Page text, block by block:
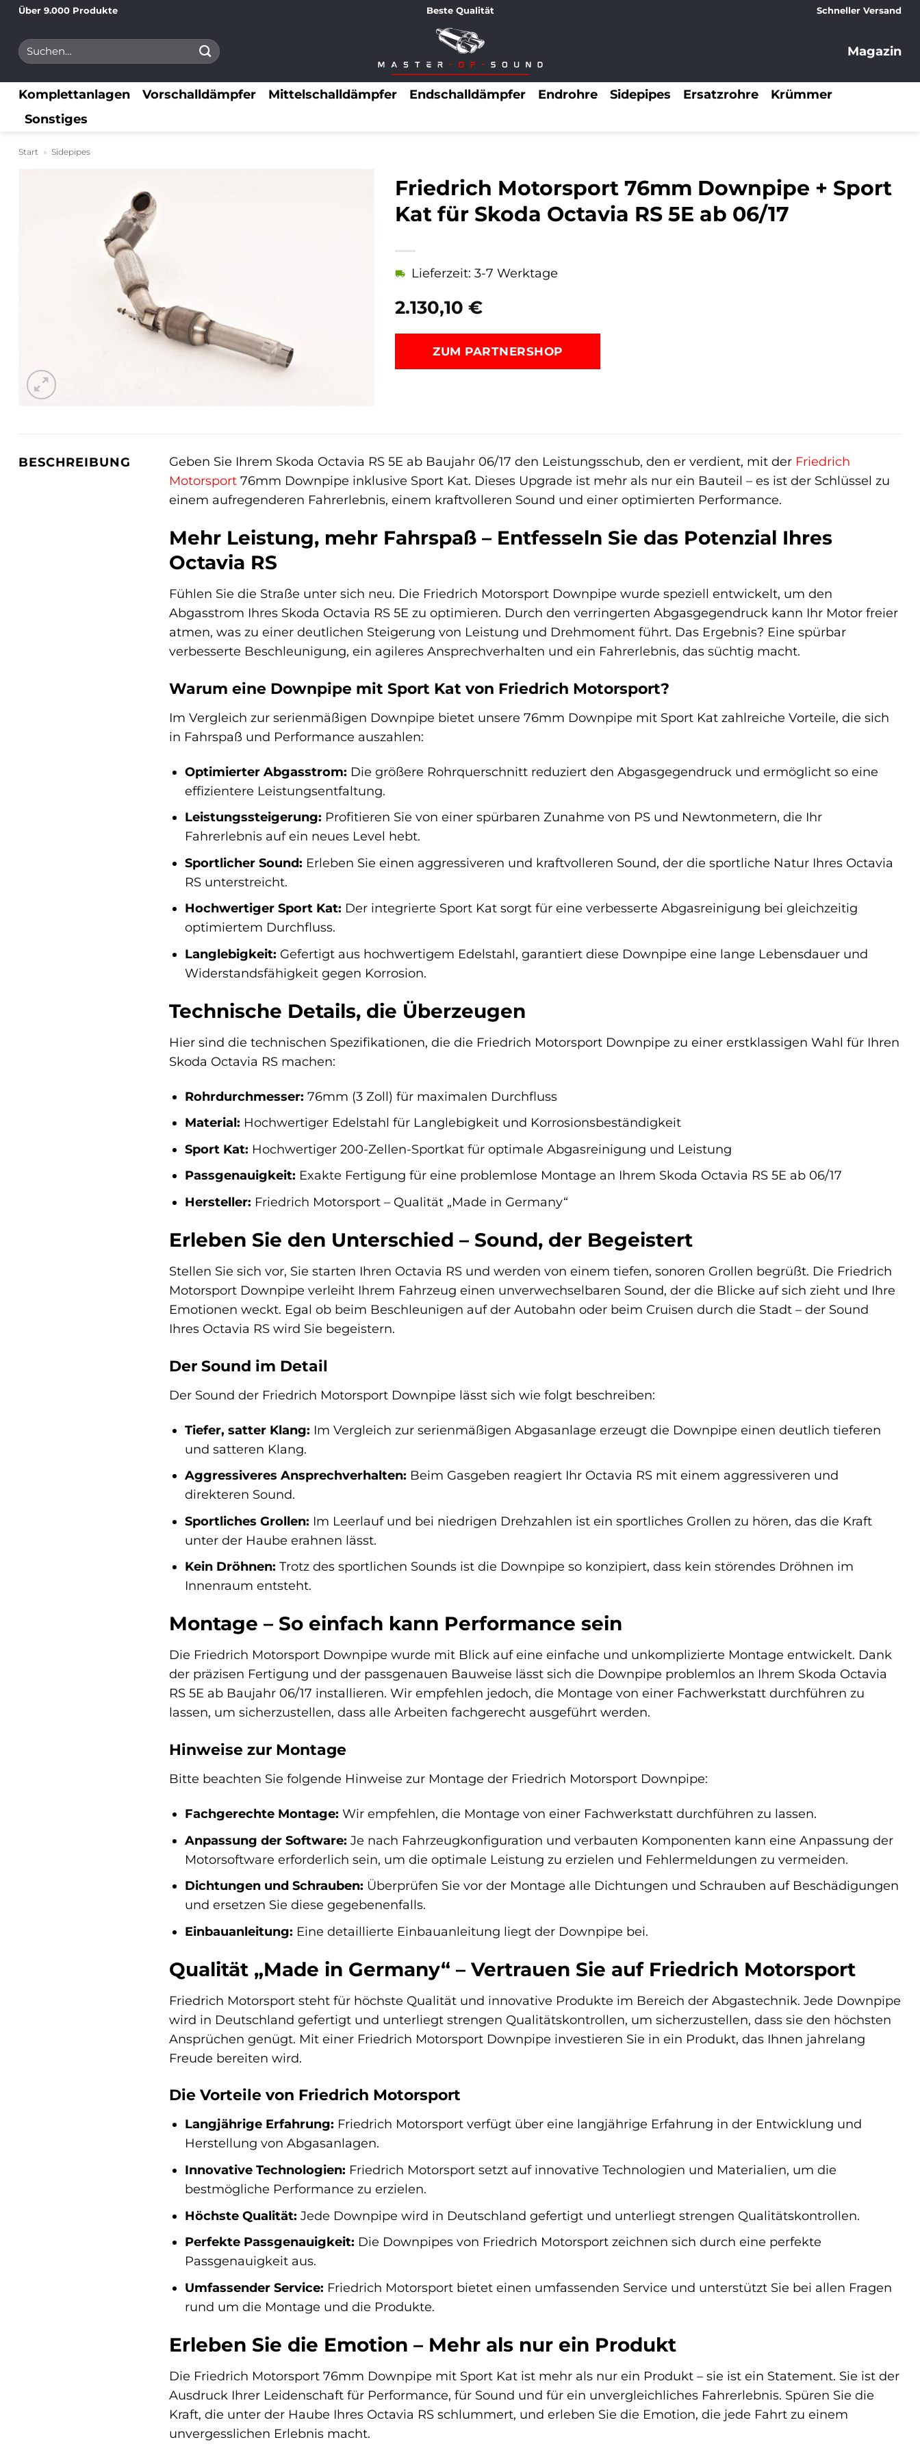
Zum
springen
Über 9.000 Produkte Beste Qualität Schneller Versand
Suchen
nach:
Magazin
Komplettanlagen Vorschalldämpfer Mittelschalldämpfer Endschalldämpfer Endrohre Sidepipes Ersatzrohre
Krümmer
Sonstiges
Start » Sidepipes
Friedrich Motorsport 76mm Downpipe + Sport
Kat für Skoda Octavia RS 5E ab 06/17
2.130,10 €
Lieferzeit: 3-7 Werktage
ZUM PARTNERSHOP
BESCHREIBUNG Geben Sie Ihrem Skoda Octavia RS 5E ab Baujahr 06/17 den Leistungsschub, den er verdient, mit der Friedrich
Motorsport 76mm Downpipe inklusive Sport Kat. Dieses Upgrade ist mehr als nur ein Bauteil – es ist der Schlüssel zu
einem aufregenderen Fahrerlebnis, einem kraftvolleren Sound und einer optimierten Performance.
Mehr Leistung, mehr Fahrspaß – Entfesseln Sie das Potenzial Ihres
Octavia RS
Fühlen Sie die Straße unter sich neu. Die Friedrich Motorsport Downpipe wurde speziell entwickelt, um den
Abgasstrom Ihres Skoda Octavia RS 5E zu optimieren. Durch den verringerten Abgasgegendruck kann Ihr Motor freier
atmen, was zu einer deutlichen Steigerung von Leistung und Drehmoment führt. Das Ergebnis? Eine spürbar
verbesserte Beschleunigung, ein agileres Ansprechverhalten und ein Fahrerlebnis, das süchtig macht.
Warum eine Downpipe mit Sport Kat von Friedrich Motorsport?
Im Vergleich zur serienmäßigen Downpipe bietet unsere 76mm Downpipe mit Sport Kat zahlreiche Vorteile, die sich
in Fahrspaß und Performance auszahlen:
Optimierter Abgasstrom: Die größere Rohrquerschnitt reduziert den Abgasgegendruck und ermöglicht so eine
effizientere Leistungsentfaltung.
Leistungssteigerung: Profitieren Sie von einer spürbaren Zunahme von PS und Newtonmetern, die Ihr
Fahrerlebnis auf ein neues Level hebt.
Sportlicher Sound: Erleben Sie einen aggressiveren und kraftvolleren Sound, der die sportliche Natur Ihres Octavia
RS unterstreicht.
Hochwertiger Sport Kat: Der integrierte Sport Kat sorgt für eine verbesserte Abgasreinigung bei gleichzeitig
optimiertem Durchfluss.
Langlebigkeit: Gefertigt aus hochwertigem Edelstahl, garantiert diese Downpipe eine lange Lebensdauer und
Widerstandsfähigkeit gegen Korrosion.
Technische Details, die Überzeugen
Hier sind die technischen Spezifikationen, die die Friedrich Motorsport Downpipe zu einer erstklassigen Wahl für Ihren
Skoda Octavia RS machen:
Rohrdurchmesser: 76mm (3 Zoll) für maximalen Durchfluss
Material: Hochwertiger Edelstahl für Langlebigkeit und Korrosionsbeständigkeit
Sport Kat: Hochwertiger 200-Zellen-Sportkat für optimale Abgasreinigung und Leistung
Passgenauigkeit: Exakte Fertigung für eine problemlose Montage an Ihrem Skoda Octavia RS 5E ab 06/17
Hersteller: Friedrich Motorsport – Qualität „Made in Germany“
Erleben Sie den Unterschied – Sound, der Begeistert
Stellen Sie sich vor, Sie starten Ihren Octavia RS und werden von einem tiefen, sonoren Grollen begrüßt. Die Friedrich
Motorsport Downpipe verleiht Ihrem Fahrzeug einen unverwechselbaren Sound, der die Blicke auf sich zieht und Ihre
Emotionen weckt. Egal ob beim Beschleunigen auf der Autobahn oder beim Cruisen durch die Stadt – der Sound
Ihres Octavia RS wird Sie begeistern.
Der Sound im Detail
Der Sound der Friedrich Motorsport Downpipe lässt sich wie folgt beschreiben:
Tiefer, satter Klang: Im Vergleich zur serienmäßigen Abgasanlage erzeugt die Downpipe einen deutlich tieferen
und satteren Klang.
Aggressiveres Ansprechverhalten: Beim Gasgeben reagiert Ihr Octavia RS mit einem aggressiveren und
direkteren Sound.
Sportliches Grollen: Im Leerlauf und bei niedrigen Drehzahlen ist ein sportliches Grollen zu hören, das die Kraft
unter der Haube erahnen lässt.
Kein Dröhnen: Trotz des sportlichen Sounds ist die Downpipe so konzipiert, dass kein störendes Dröhnen im
Innenraum entsteht.
Montage – So einfach kann Performance sein
Die Friedrich Motorsport Downpipe wurde mit Blick auf eine einfache und unkomplizierte Montage entwickelt. Dank
der präzisen Fertigung und der passgenauen Bauweise lässt sich die Downpipe problemlos an Ihrem Skoda Octavia
RS 5E ab Baujahr 06/17 installieren. Wir empfehlen jedoch, die Montage von einer Fachwerkstatt durchführen zu
lassen, um sicherzustellen, dass alle Arbeiten fachgerecht ausgeführt werden.
Hinweise zur Montage
Bitte beachten Sie folgende Hinweise zur Montage der Friedrich Motorsport Downpipe:
Fachgerechte Montage: Wir empfehlen, die Montage von einer Fachwerkstatt durchführen zu lassen.
Anpassung der Software: Je nach Fahrzeugkonfiguration und verbauten Komponenten kann eine Anpassung der
Motorsoftware erforderlich sein, um die optimale Leistung zu erzielen und Fehlermeldungen zu vermeiden.
Dichtungen und Schrauben: Überprüfen Sie vor der Montage alle Dichtungen und Schrauben auf Beschädigungen
und ersetzen Sie diese gegebenenfalls.
Einbauanleitung: Eine detaillierte Einbauanleitung liegt der Downpipe bei.
Qualität „Made in Germany“ – Vertrauen Sie auf Friedrich Motorsport
Friedrich Motorsport steht für höchste Qualität und innovative Produkte im Bereich der Abgastechnik. Jede Downpipe
wird in Deutschland gefertigt und unterliegt strengen Qualitätskontrollen, um sicherzustellen, dass sie den höchsten
Ansprüchen genügt. Mit einer Friedrich Motorsport Downpipe investieren Sie in ein Produkt, das Ihnen jahrelang
Freude bereiten wird.
Die Vorteile von Friedrich Motorsport
Langjährige Erfahrung: Friedrich Motorsport verfügt über eine langjährige Erfahrung in der Entwicklung und
Herstellung von Abgasanlagen.
Innovative Technologien: Friedrich Motorsport setzt auf innovative Technologien und Materialien, um die
bestmögliche Performance zu erzielen.
Höchste Qualität: Jede Downpipe wird in Deutschland gefertigt und unterliegt strengen Qualitätskontrollen.
Perfekte Passgenauigkeit: Die Downpipes von Friedrich Motorsport zeichnen sich durch eine perfekte
Passgenauigkeit aus.
Umfassender Service: Friedrich Motorsport bietet einen umfassenden Service und unterstützt Sie bei allen Fragen
rund um die Montage und die Produkte.
Erleben Sie die Emotion – Mehr als nur ein Produkt
Die Friedrich Motorsport 76mm Downpipe mit Sport Kat ist mehr als nur ein Produkt – sie ist ein Statement. Sie ist der
Ausdruck Ihrer Leidenschaft für Performance, für Sound und für ein unvergleichliches Fahrerlebnis. Spüren Sie die
Kraft, die unter der Haube Ihres Octavia RS schlummert, und erleben Sie die Emotion, die jede Fahrt zu einem
unvergesslichen Erlebnis macht.